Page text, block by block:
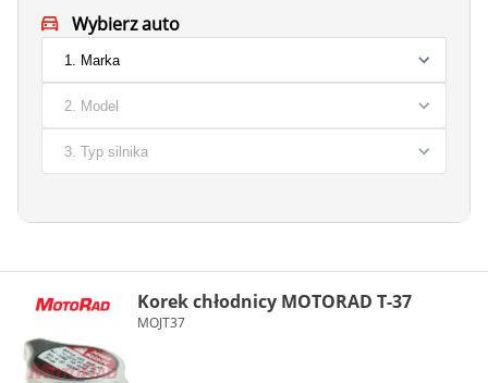
Wybierz auto
Korek chłodnicy MOTORAD T-37
MOJT37